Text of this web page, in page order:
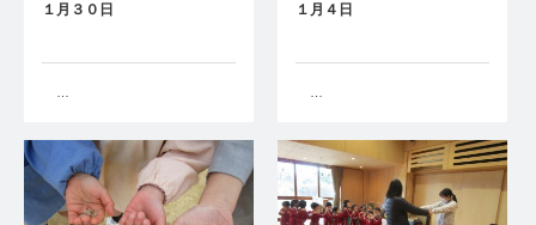
１月３０日
…
１月４日
…